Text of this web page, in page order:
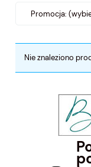
Promocja:
Nie znaleziono